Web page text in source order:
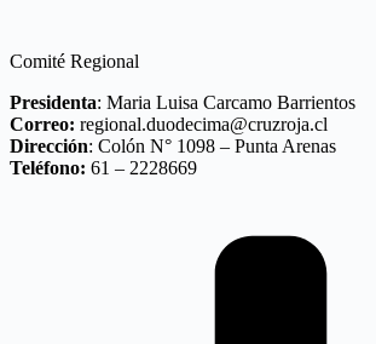
Comité Regional
Presidenta: Maria Luisa Carcamo Barrientos
Correo: regional.duodecima@cruzroja.cl
Dirección: Colón N° 1098 – Punta Arenas
Teléfono: 61 – 2228669